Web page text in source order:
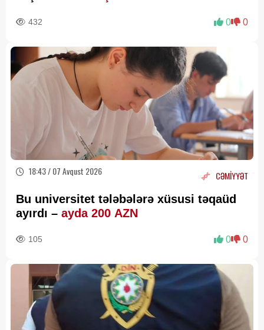
432 0 0
18:43 / 07 Avqust 2026 CƏMİYYƏT
Bu universitet tələbələrə xüsusi təqaüd
ayırdı – ayda 200 AZN
105 0 0